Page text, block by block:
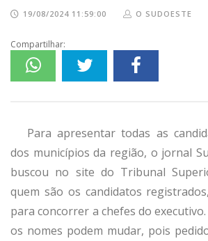
19/08/2024 11:59:00 O SUDOESTE
Compartilhar:
Para apresentar todas as
dos municípios da região, o jornal
buscou no site do Tribunal
quem são os candidatos
para concorrer a chefes do
os nomes podem mudar, pois